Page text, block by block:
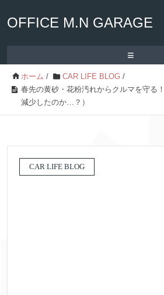
OFFICE M.N GARAGE
≡
ホーム / CAR LIFE BLOG /
春先の黄砂・花粉汚れからクルマを守る
減少したのか…？）
CAR LIFE BLOG